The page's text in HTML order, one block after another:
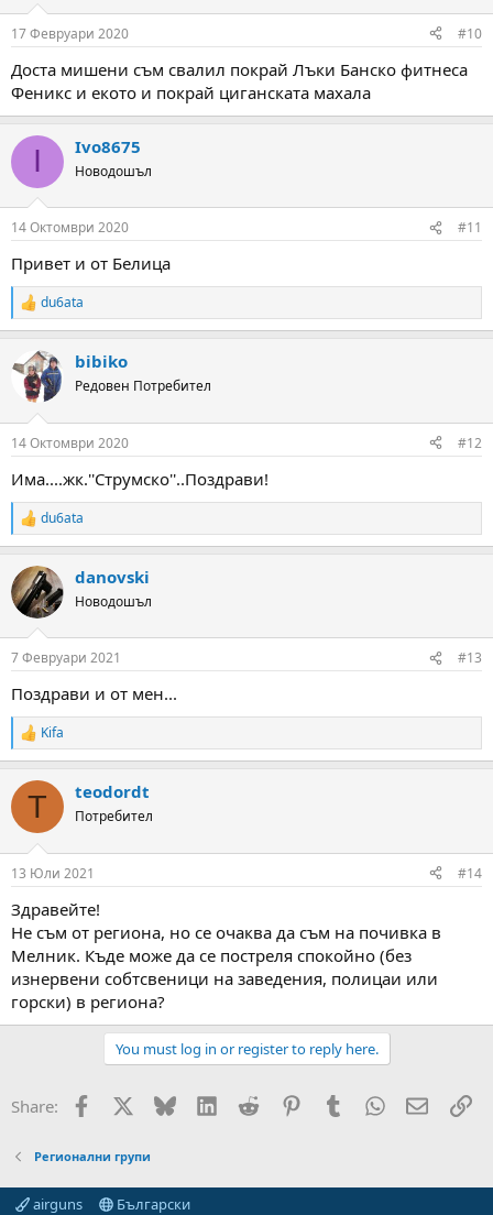
17 Февруари 2020 #10
Доста мишени съм свалил покрай Лъки Банско фитнеса
Феникс и екото и покрай циганската махала
I Ivo8675
Новодошъл
14 Октомври 2020 #11
Привет и от Белица
R
e
c
t
s
du6ata
bibiko
Редовен Потребител
14 Октомври 2020 #12
Има....жк.''Струмско''..Поздрави!
R
e
c
t
i
s
du6ata
danovski
Новодошъл
7 Февруари 2021 #13
Поздрави и от мен...
R
e
c
i
s
Kifa
T teodordt
Потребител
13 Юли 2021 #14
Здравейте!
Не съм от региона, но се очаква да съм на почивка в
Мелник. Къде може да се постреля спокойно (без
изнервени собтсвеници на заведения, полицаи или
горски) в региона?
You must log in or register to reply here.
Share: Facebook Bluesky LinkedInReddit PinterestTumblrWhatsApp
Email
Регионални групи
airguns Български